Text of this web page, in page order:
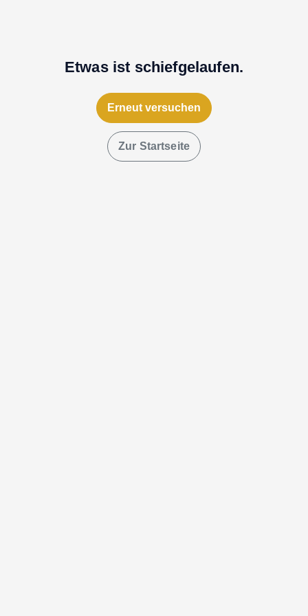
Etwas ist schiefgelaufen.
Erneut versuchen
Zur Startseite